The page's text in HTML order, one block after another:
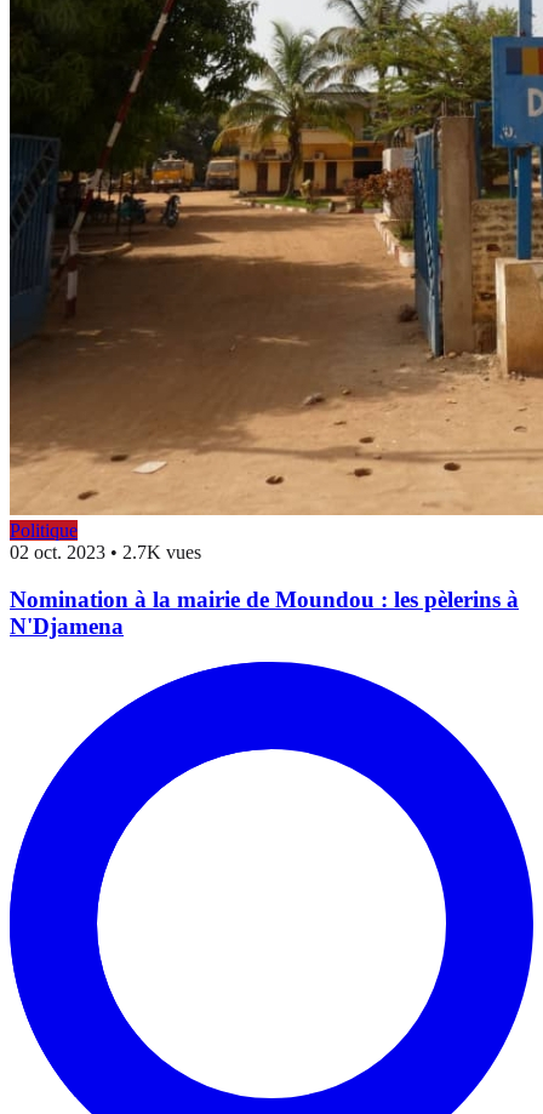
Politique
02 oct. 2023 • 2.7K vues
Nomination à la mairie de Moundou : les pèlerins à
N'Djamena